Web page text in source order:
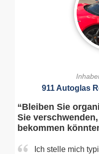
911 Autoglas
“Bleiben Sie
Sie
bekommen
Ich stelle mich